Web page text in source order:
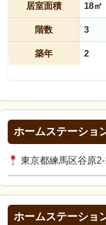
居室面積 18㎡
階数 3
築年 2
ホームステーショ
東京都練馬区谷原
ホームステーショ